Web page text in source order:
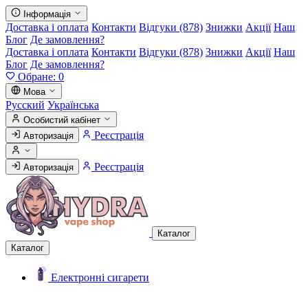
Інформація
Доставка і оплата Контакти Відгуки (878) Знижки Акції Наш
Блог Де замовлення?
Доставка і оплата Контакти Відгуки (878) Знижки Акції Наш
Блог Де замовлення?
Обране: 0
Мова
Русский Українська
Особистий кабінет
Авторизація
Реєстрація
Авторизація Реєстрація
Каталог
Каталог
Електронні сигарети